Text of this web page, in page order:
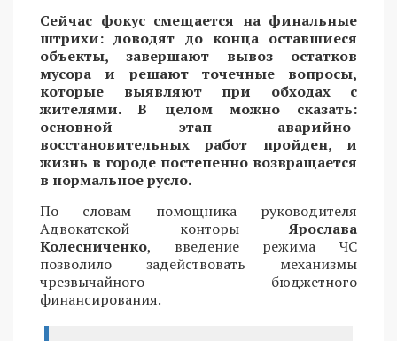
Сейчас фокус смещается на финальные
штрихи: доводят до конца оставшиеся
объекты, завершают вывоз остатков
мусора и решают точечные вопросы,
которые выявляют при обходах с
жителями. В целом можно сказать:
основной этап аварийно-
восстановительных работ пройден, и
жизнь в городе постепенно возвращается
в нормальное русло.
По словам помощника руководителя
Адвокатской конторыЯрослава
Колесниченко, введение режима ЧС
позволило задействовать механизмы
чрезвычайного бюджетного
финансирования.